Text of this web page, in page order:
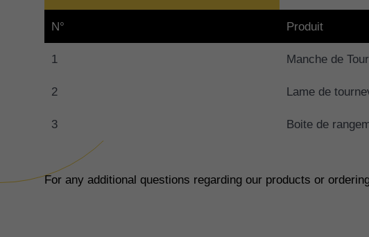
N° Produit
1 Manche de
2 Lame de
3 Boite de
For any additional questions regarding our products or